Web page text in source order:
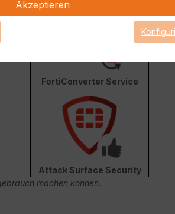
FortiConverter Service
Attack Surface Security
machen können.
Akzeptieren